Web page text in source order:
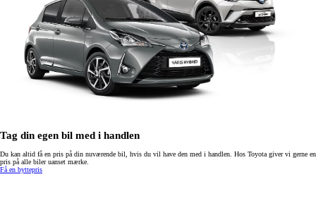
Tag din egen bil med i handlen
Du kan altid få en pris på din nuværende bil, hvis du vil have den med i handlen. Hos Toyota giver vi gerne en
pris på alle biler uanset mærke.
Få en byttepris